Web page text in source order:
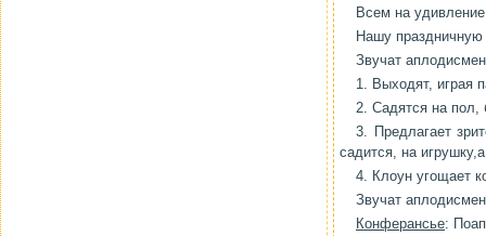
Всем на
Нашу праздничную
Звучат
1. Выходят, играя
2. Садятся на пол,
3. Предлагает
садится, на
4. Клоун угощает
Звучат
Конферансье: